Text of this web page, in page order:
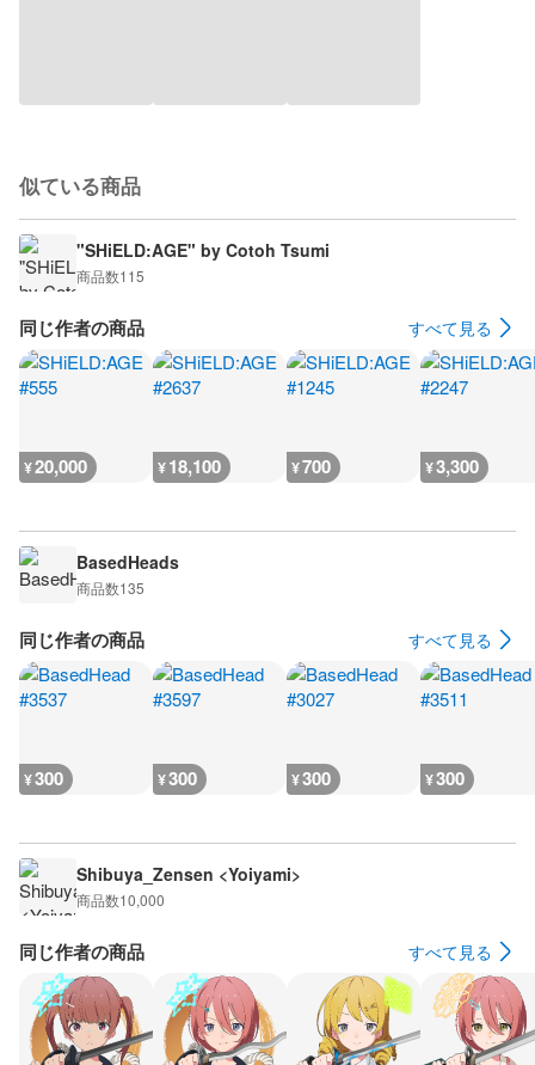
似ている商品
"SHiELD:AGE" by Cotoh Tsumi
商品数115
同じ作者の商品 すべて見る
¥20,000 ¥18,100 ¥700 ¥3,300
BasedHeads
商品数135
同じ作者の商品 すべて見る
¥300 ¥300 ¥300 ¥300
Shibuya_Zensen <Yoiyami>
商品数10,000
同じ作者の商品 すべて見る